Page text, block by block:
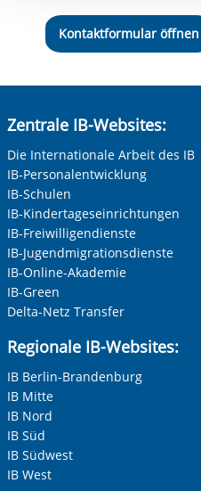
Kontaktformular öffnen
Zentrale IB-Websites:
Die Internationale Arbeit des IB
IB-Personalentwicklung
IB-Schulen
IB-Kindertageseinrichtungen
IB-Freiwilligendienste
IB-Jugendmigrationsdienste
IB-Online-Akademie
IB-Green
Delta-Netz Transfer
Regionale IB-Websites:
IB Berlin-Brandenburg
IB Mitte
IB Nord
IB Süd
IB Südwest
IB West